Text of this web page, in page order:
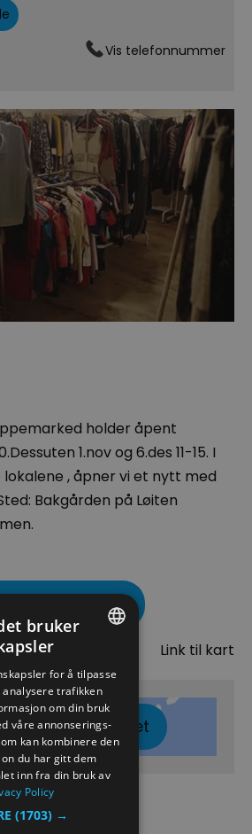
Vis telefonnummer
holder åpent
1.nov og 6.des 11-15. I
, åpner vi et nytt med
Bakgården på Løiten
Link til kart
for å vise kartet
NORWEGIAN
GERMAN
bruker
for å tilpasse
trafikken
om din bruk
våre annonserings-
kan kombinere den
du har gitt dem
inn fra din bruk av
Policy
(1703) →